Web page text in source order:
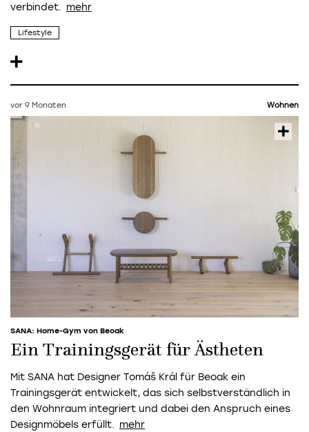
verbindet.
Lifestyle
vor 9 Monaten Wohnen
SANA: Home-Gym von Beoak
Ein Trainingsgerät für Ästheten
Mit SANA hat Designer Tomáš Král für Beoak ein
Trainingsgerät entwickelt, das sich selbstverständlich in
den Wohnraum integriert und dabei den Anspruch eines
Designmöbels erfüllt.